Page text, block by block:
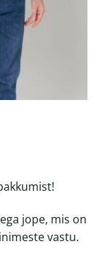
jope, mis on
vastu.